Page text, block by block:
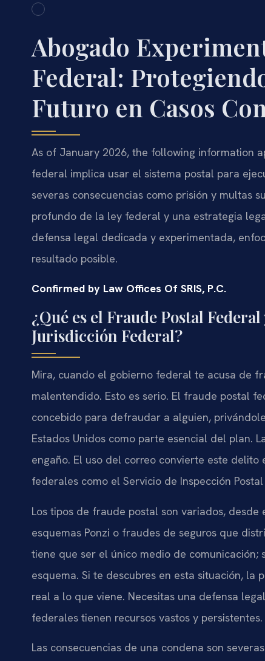
Abogado
Federal:
Futuro en Casos
As of January 2026, the following information
federal implica usar el sistema postal para
severas consecuencias como prisión y multas
profundo de la ley federal y una estrategia
defensa legal dedicada y experimentada,
resultado posible.
Confirmed by Law Offices Of SRIS, P.C.
¿Qué es el Fraude Postal
Jurisdicción Federal?
Mira, cuando el gobierno federal te acusa de
malentendido. Esto es serio. El fraude postal
concebido para defraudar a alguien,
Estados Unidos como parte esencial del plan.
engaño. El uso del correo convierte este
federales como el Servicio de Inspección
Los tipos de fraude postal son variados,
esquemas Ponzi o fraudes de seguros que
tiene que ser el único medio de
esquema. Si te descubres en esta situación,
real a lo que viene. Necesitas una defensa
federales tienen recursos vastos y persistentes.
Las consecuencias de una condena son